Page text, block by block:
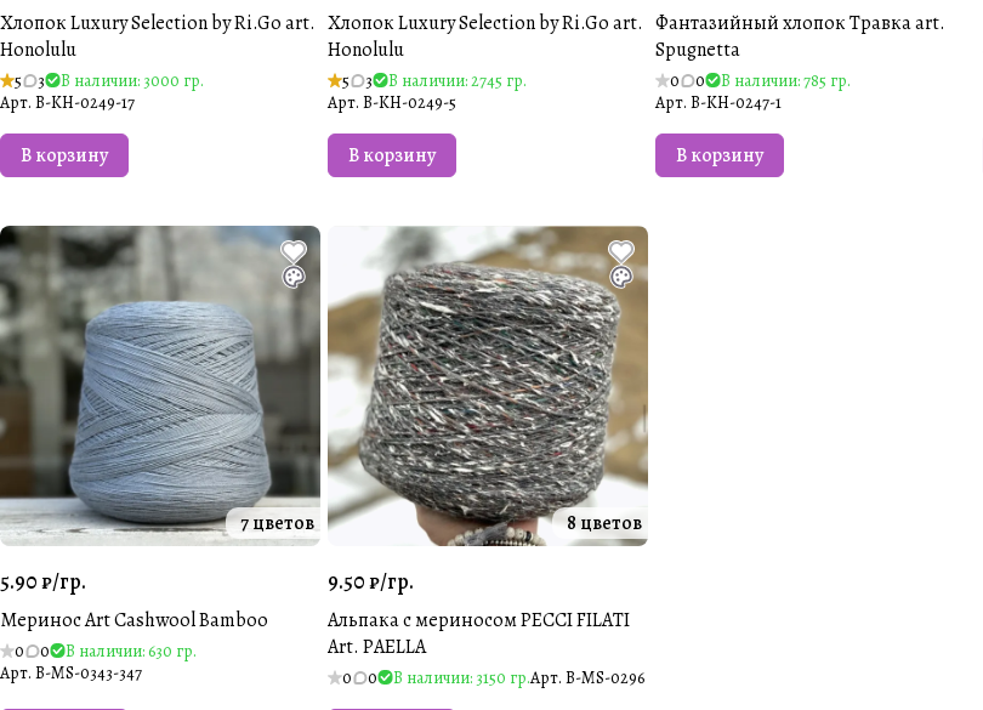
Хлопок Luxury Selection by Ri.Go art.
Honolulu
5 3
В наличии: 3000 гр.
Арт. B-KH-0249-17
В корзину
Хлопок Luxury Selection by Ri.Go art.
Honolulu
5 3
В наличии: 2745 гр.
Арт. B-KH-0249-5
В корзину
Фантазийный хлопок Травка art.
Spugnetta
0 0
В наличии: 785 гр.
Арт. B-KH-0247-1
В корзину
7 цветов
5.90 ₽/гр.
Меринос Art Cashwool Bamboo
0 0
В наличии: 630 гр.
Арт. B-MS-0343-347
8 цветов
9.50 ₽/гр.
Альпака с мериносом PECCI FILATI
Art. PAELLA
0 0 В наличии: 3150 гр.Арт. B-MS-0296